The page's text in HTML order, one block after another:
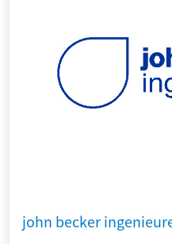
john becker